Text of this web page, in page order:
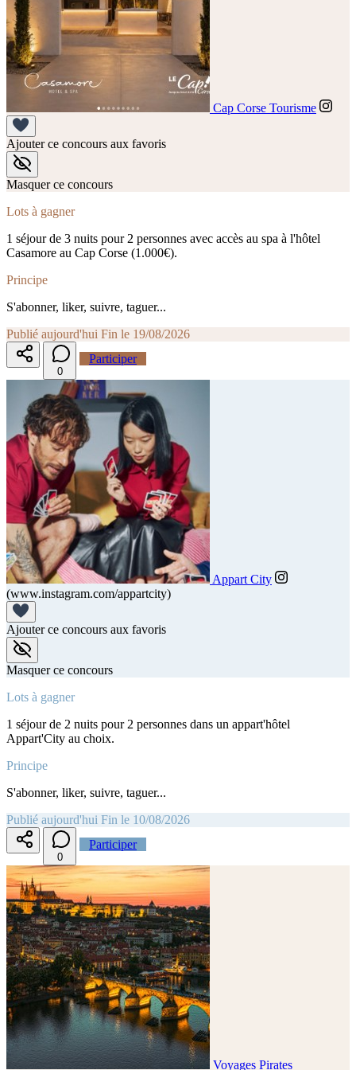
Cap Corse Tourisme
Ajouter ce concours aux favoris
Masquer ce concours
Lots à gagner
1 séjour de 3 nuits pour 2 personnes avec accès au spa à l'hôtel
Casamore au Cap Corse (1.000€).
Principe
S'abonner, liker, suivre, taguer...
Publié aujourd'hui Fin le 19/08/2026
0
Participer
Appart City
(www.instagram.com/appartcity)
Ajouter ce concours aux favoris
Masquer ce concours
Lots à gagner
1 séjour de 2 nuits pour 2 personnes dans un appart'hôtel
Appart'City au choix.
Principe
S'abonner, liker, suivre, taguer...
Publié aujourd'hui Fin le 10/08/2026
0
Participer
Voyages Pirates